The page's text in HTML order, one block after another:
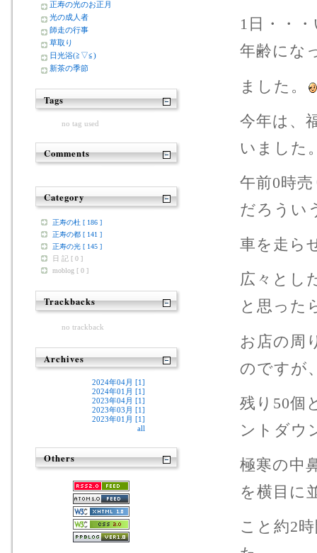
1日・・
年齢にな
ました。
今年は、
いました
午前0時
だろうい
車を走ら
広々とし
と思った
お店の周
のですが
残り50個
ントダウ
極寒の中
を横目に
こと約2
正寿の光のお正月
光の成人者
師走の行事
草取り
日光浴(≧▽≦)
新茶の季節
Tags
no tag used
Comments
Category
正寿の杜 [ 186 ]
正寿の都 [ 141 ]
正寿の光 [ 145 ]
日 記 [ 0 ]
moblog [ 0 ]
Trackbacks
no trackback
Archives
2024年04月 [1]
2024年01月 [1]
2023年04月 [1]
2023年03月 [1]
2023年01月 [1]
all
Others